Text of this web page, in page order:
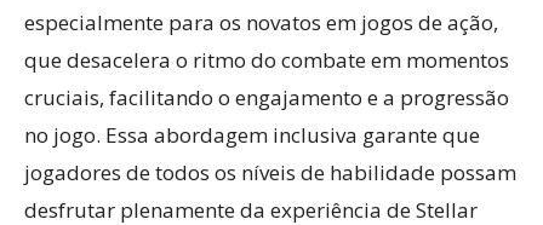
especialmente para os novatos em jogos de ação,
que desacelera o ritmo do combate em momentos
cruciais, facilitando o engajamento e a progressão
no jogo. Essa abordagem inclusiva garante que
jogadores de todos os níveis de habilidade possam
desfrutar plenamente da experiência de Stellar